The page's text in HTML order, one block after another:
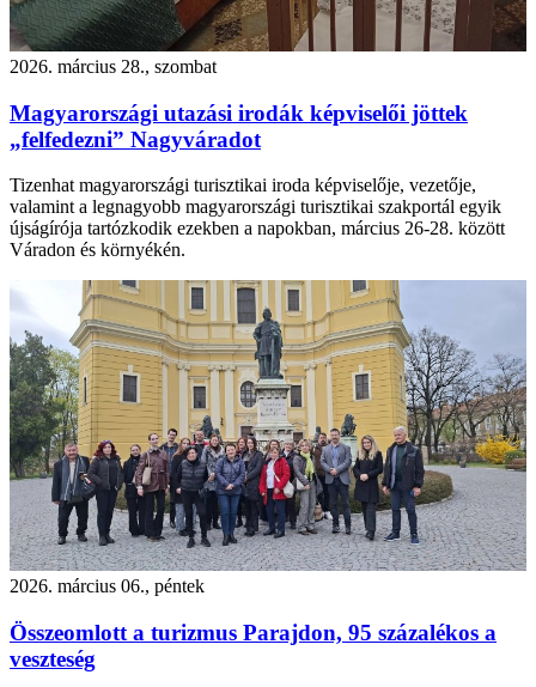
2026. március 28., szombat
Magyarországi utazási irodák képviselői jöttek
„felfedezni” Nagyváradot
Tizenhat magyarországi turisztikai iroda képviselője, vezetője,
valamint a legnagyobb magyarországi turisztikai szakportál egyik
újságírója tartózkodik ezekben a napokban, március 26-28. között
Váradon és környékén.
2026. március 06., péntek
Összeomlott a turizmus Parajdon, 95 százalékos a
veszteség